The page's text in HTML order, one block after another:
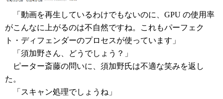
「動画を再生しているわけでもないのに、GPU の使用率
がこんなに上がるのは不自然ですね。これもパーフェク
ト・ディフェンダーのプロセスが使っています」
「須加野さん、どうでしょう？」
ピーター斎藤の問いに、須加野氏は不適な笑みを返し
た。
「スキャン処理でしょうね」